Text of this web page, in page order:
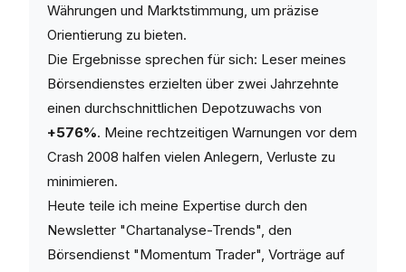
Währungen und Marktstimmung, um präzise
Orientierung zu bieten.
Die Ergebnisse sprechen für sich: Leser meines
Börsendienstes erzielten über zwei Jahrzehnte
einen durchschnittlichen Depotzuwachs von
+576%. Meine rechtzeitigen Warnungen vor dem
Crash 2008 halfen vielen Anlegern, Verluste zu
minimieren.
Heute teile ich meine Expertise durch den
Newsletter "Chartanalyse-Trends", den
Börsendienst "Momentum Trader", Vorträge auf